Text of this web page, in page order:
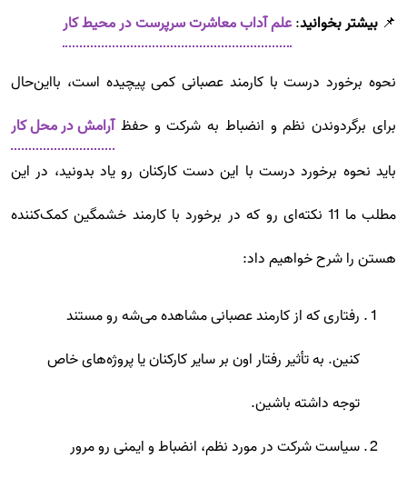
📌 بیشتر بخوانید:علم آداب معاشرت سرپرست در محیط کار
نحوه برخورد درست با کارمند عصبانی کمی پیچیده است، بااین‌حال
برای برگردوندن نظم و انضباط به شرکت و حفظآرامش در محل کار
باید نحوه برخورد درست با این دست کارکنان رو یاد بدونید، در این
مطلب ما 11 نکته‌ای رو که در برخورد با کارمند خشمگین کمک‌کننده
هستن را شرح خواهیم داد:
رفتاری که از کارمند عصبانی مشاهده می‌شه رو مستند
کنین. به تأثیر رفتار اون بر سایر کارکنان یا پروژه‌های خاص
توجه داشته باشین.
سیاست شرکت در مورد نظم، انضباط و ایمنی رو مرور